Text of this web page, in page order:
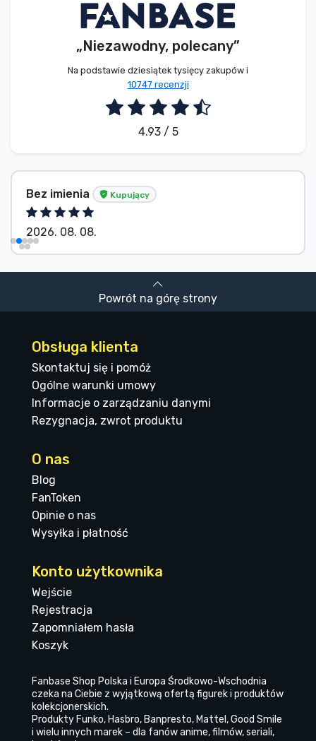
„Niezawodny, polecany”
Na podstawie dziesiątek tysięcy zakupów i
10747 recenzji
4.93 / 5
Bez imienia Kupujący
2026. 08. 08.
Powrót na górę strony
Obsługa klienta
Skontaktuj się i pomóż
Ogólne warunki umowy
Informacje o zarządzaniu danymi
Rezygnacja, zwrot produktu
O nas
Blog
FanToken
Opinie o nas
Wysyłka i płatność
Konto użytkownika
Wejście
Rejestracja
Zapomniałem hasła
Koszyk
Fanbase Shop Polska i Europa Środkowo-Wschodnia
czeka na Ciebie z wyjątkową ofertą figurek i produktów
kolekcjonerskich.
Produkty Funko, Hasbro, Banpresto, Mattel, Good Smile
i wielu innych marek – dla fanów anime, filmów, seriali,